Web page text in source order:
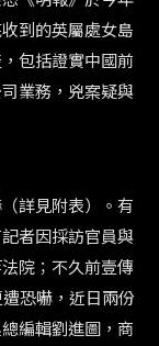
到的英屬處女島
包括證實中國前
業務，兇案疑與
詳見附表）。有
者因採訪官員與
院；不久前壹傳
恐嚇，近日兩份
編輯劉進圖，商